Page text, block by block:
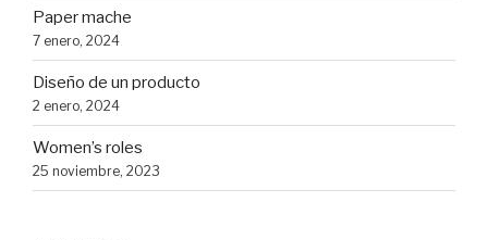
Paper mache
7 enero, 2024
Diseño de un producto
2 enero, 2024
Women’s roles
25 noviembre, 2023